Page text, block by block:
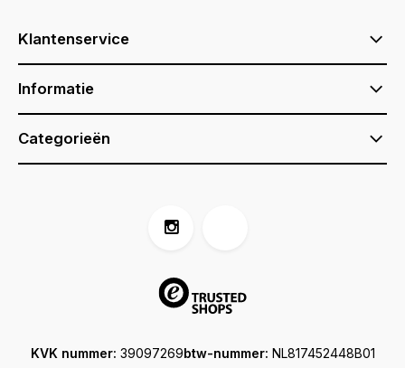
Klantenservice
Informatie
Categorieën
KVK nummer: 39097269btw-nummer: NL817452448B01